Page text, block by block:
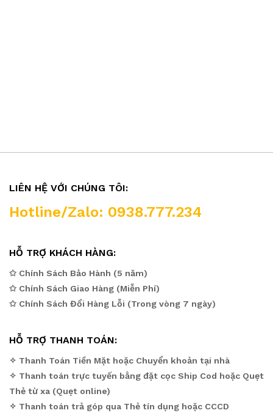
LIÊN HỆ VỚI CHÚNG TÔI:
Hotline/Zalo: 0938.777.234
HỖ TRỢ KHÁCH HÀNG:
✩ Chính Sách Bảo Hành (5 năm)
✩ Chính Sách Giao Hàng (Miễn Phí)
✩ Chính Sách Đổi Hàng Lỗi (Trong vòng 7 ngày)
HỖ TRỢ THANH TOÁN:
✧ Thanh Toán Tiền Mặt hoặc Chuyển khoản tại nhà
✧ Thanh toán trực tuyến bằng đặt cọc Ship Cod hoặc Quẹt
Thẻ từ xa (Quẹt online)
✧ Thanh toán trả góp qua Thẻ tín dụng hoặc CCCD